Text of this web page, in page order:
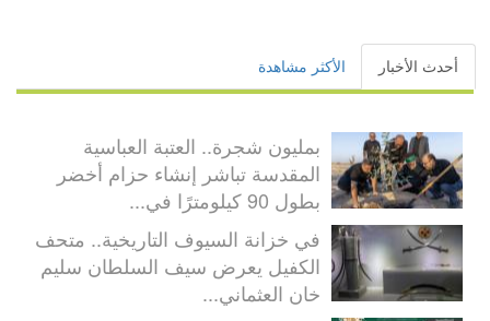
أحدث الأخبار الأكثر مشاهدة
بمليون شجرة.. العتبة العباسية
المقدسة تباشر إنشاء حزام أخضر
بطول 90 كيلومترًا في...
في خزانة السيوف التاريخية.. متحف
الكفيل يعرض سيف السلطان سليم
خان العثماني...